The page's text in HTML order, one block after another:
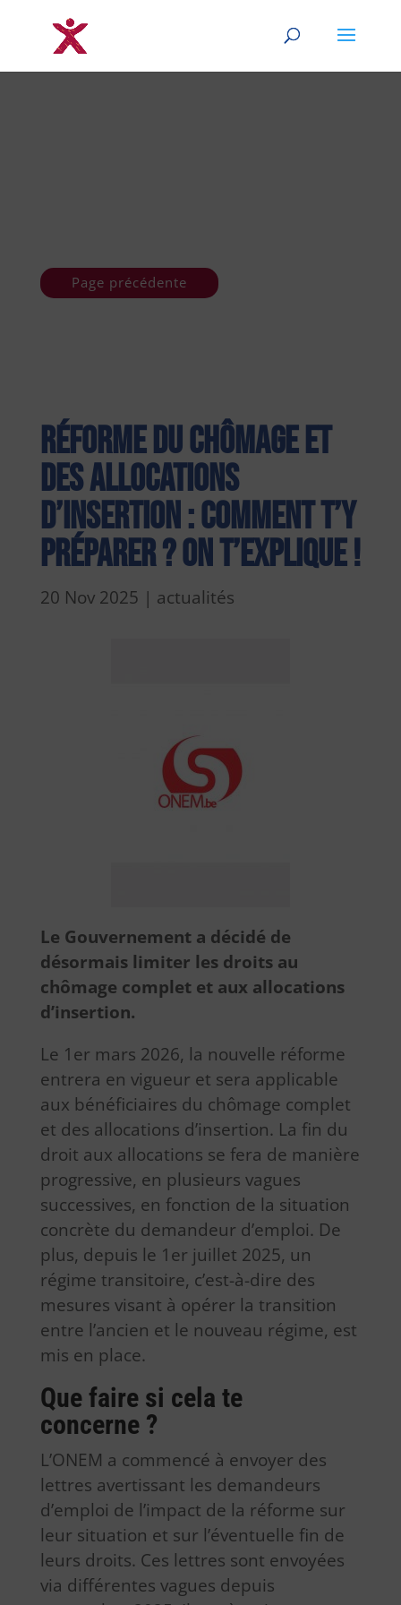
Page précédente
Réforme du chômage et
des allocations
d’insertion : comment t’y
préparer ? On t’explique !
20 Nov 2025 | actualités
Le Gouvernement a décidé de
désormais limiter les droits au
chômage complet et aux allocations
d’insertion.
Le 1er mars 2026, la nouvelle réforme
entrera en vigueur et sera applicable
aux bénéficiaires du chômage complet
et des allocations d’insertion. La fin du
droit aux allocations se fera de manière
progressive, en plusieurs vagues
successives, en fonction de la situation
concrète du demandeur d’emploi. De
plus, depuis le 1er juillet 2025, un
régime transitoire, c’est-à-dire des
mesures visant à opérer la transition
entre l’ancien et le nouveau régime, est
mis en place.
Que faire si cela te
concerne ?
L’ONEM a commencé à envoyer des
lettres avertissant les demandeurs
d’emploi de l’impact de la réforme sur
leur situation et sur l’éventuelle fin de
leurs droits. Ces lettres sont envoyées
via différentes vagues depuis